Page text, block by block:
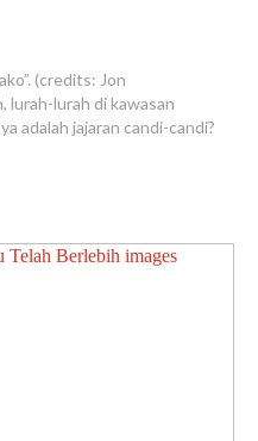
(credits: Jon
lurah-lurah di kawasan
adalah jajaran candi-candi?